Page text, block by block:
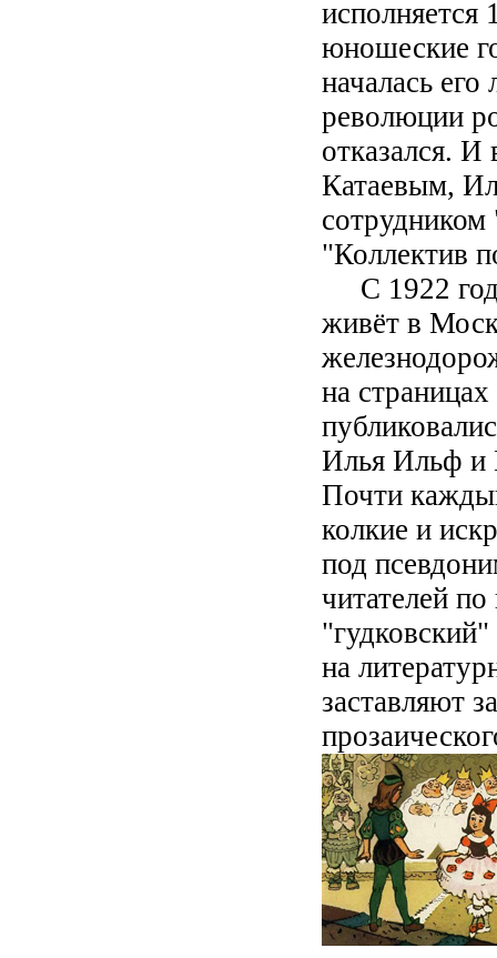
исполняется
юношеские
началась
революции
отказался. И
Катаевым,
"Коллектив
С 1922
живёт в
на
Илья Ильф и
Почти
колкие и
под
читателей
на
заставляют